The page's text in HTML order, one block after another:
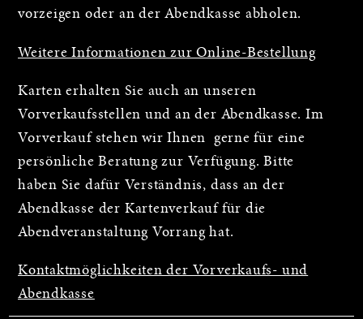
vorzeigen oder an der Abendkasse abholen.
Weitere Informationen zur Online-Bestellung
Karten erhalten Sie auch an unseren
Vorverkaufsstellen und an der Abendkasse. Im
Vorverkauf stehen wir Ihnen gerne für eine
persönliche Beratung zur Verfügung. Bitte
haben Sie dafür Verständnis, dass an der
Abendkasse der Kartenverkauf für die
Abendveranstaltung Vorrang hat.
Kontaktmöglichkeiten der Vorverkaufs- und
Abendkasse